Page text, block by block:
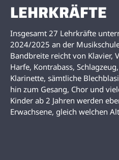
LEHRKRÄFTE
Insgesamt 27 Lehrkräfte
2024/2025 an der
Bandbreite reicht von Klavier,
Harfe, Kontrabass,
Klarinette, sämtliche
hin zum Gesang, Chor und
Kinder ab 2 Jahren werden
Erwachsene, gleich welchen